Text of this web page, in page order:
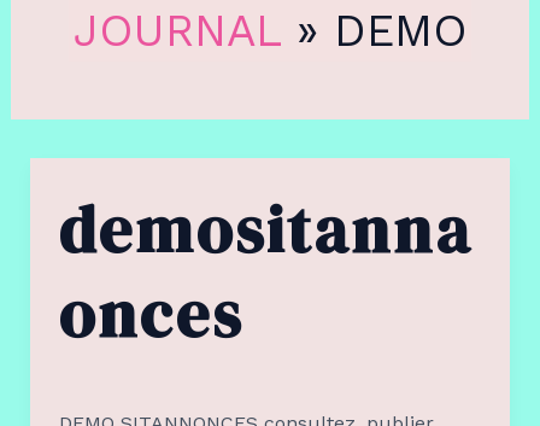
JOURNAL » DEMO
demositanna
onces